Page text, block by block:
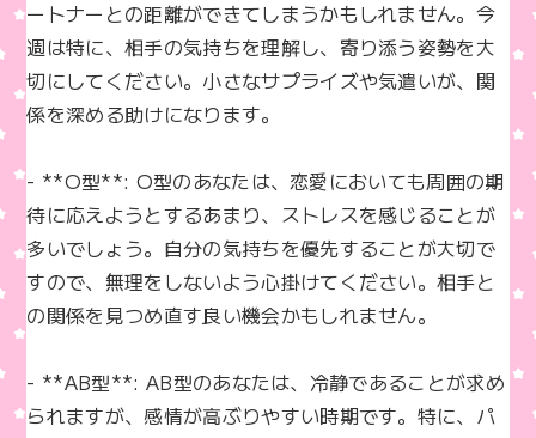
ートナーとの距離ができてしまうかもしれません。今
週は特に、相手の気持ちを理解し、寄り添う姿勢を大
切にしてください。小さなサプライズや気遣いが、関
係を深める助けになります。
- **O型**: O型のあなたは、恋愛においても周囲の期
待に応えようとするあまり、ストレスを感じることが
多いでしょう。自分の気持ちを優先することが大切で
すので、無理をしないよう心掛けてください。相手と
の関係を見つめ直す良い機会かもしれません。
- **AB型**: AB型のあなたは、冷静であることが求め
られますが、感情が高ぶりやすい時期です。特に、パ